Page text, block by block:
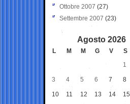
Ottobre 2007 (27)
Settembre 2007 (23)
Agosto 2026
L M M G V S
1
3 4 5 6 7 8
10 11 12 13 14 15